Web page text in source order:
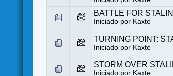
BATTLE FOR
Iniciado por Kaxte
TURNING POINT:
Iniciado por Kaxte
STORM OVER
Iniciado por Kaxte